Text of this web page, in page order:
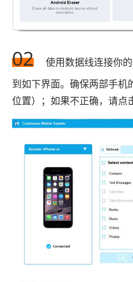
02
使用数据线连接你
到如下界面。确保两部手
位置）；如果不正确，请点